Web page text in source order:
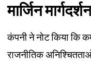
मार्जिन
कंपनी ने नोट किया कि
राजनीतिक